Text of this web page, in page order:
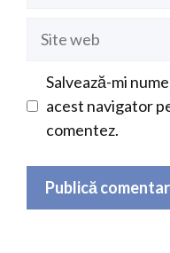
Salvează-mi
acest navigator
comentez.